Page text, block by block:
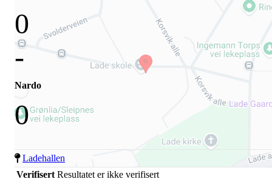
0
-
Nardo
0
Ladehallen
Verifisert Resultatet er ikke verifisert